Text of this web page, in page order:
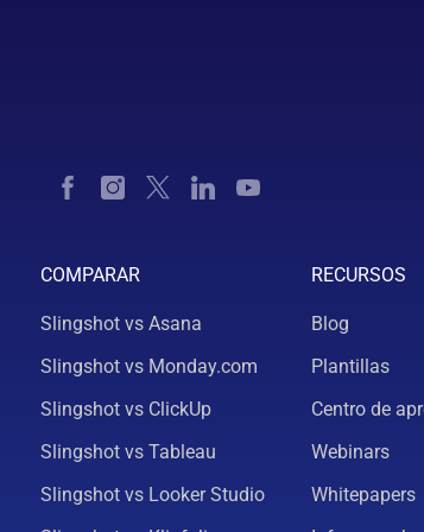
COMPARAR
Slingshot vs Asana
Slingshot vs Monday.com
Slingshot vs ClickUp
Slingshot vs Tableau
Slingshot vs Looker Studio
RECURSOS
Blog
Plantillas
Centro de
Webinars
Whitepapers